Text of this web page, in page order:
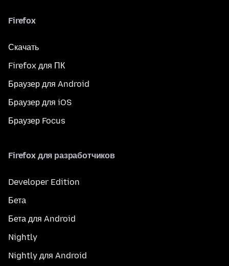
Firefox
Скачать
Firefox для ПК
Браузер для Android
Браузер для iOS
Браузер Focus
Firefox для разработчиков
Developer Edition
Бета
Бета для Android
Nightly
Nightly для Android